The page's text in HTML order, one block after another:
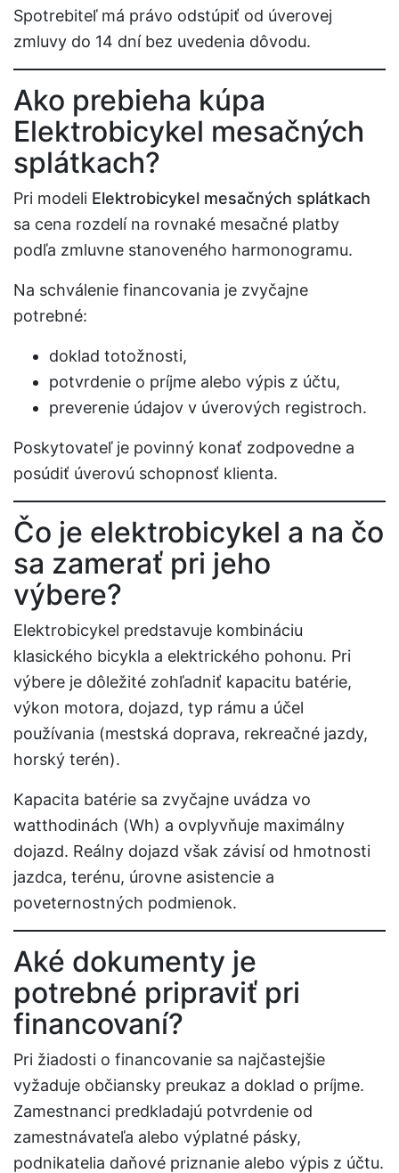
Spotrebiteľ má právo odstúpiť od úverovej
zmluvy do 14 dní bez uvedenia dôvodu.
Ako prebieha kúpa
Elektrobicykel mesačných
splátkach?
Pri modeli Elektrobicykel mesačných splátkach
sa cena rozdelí na rovnaké mesačné platby
podľa zmluvne stanoveného harmonogramu.
Na schválenie financovania je zvyčajne
potrebné:
doklad totožnosti,
potvrdenie o príjme alebo výpis z účtu,
preverenie údajov v úverových registroch.
Poskytovateľ je povinný konať zodpovedne a
posúdiť úverovú schopnosť klienta.
Čo je elektrobicykel a na čo
sa zamerať pri jeho
výbere?
Elektrobicykel predstavuje kombináciu
klasického bicykla a elektrického pohonu. Pri
výbere je dôležité zohľadniť kapacitu batérie,
výkon motora, dojazd, typ rámu a účel
používania (mestská doprava, rekreačné jazdy,
horský terén).
Kapacita batérie sa zvyčajne uvádza vo
watthodinách (Wh) a ovplyvňuje maximálny
dojazd. Reálny dojazd však závisí od hmotnosti
jazdca, terénu, úrovne asistencie a
poveternostných podmienok.
Aké dokumenty je
potrebné pripraviť pri
financovaní?
Pri žiadosti o financovanie sa najčastejšie
vyžaduje občiansky preukaz a doklad o príjme.
Zamestnanci predkladajú potvrdenie od
zamestnávateľa alebo výplatné pásky,
podnikatelia daňové priznanie alebo výpis z účtu.